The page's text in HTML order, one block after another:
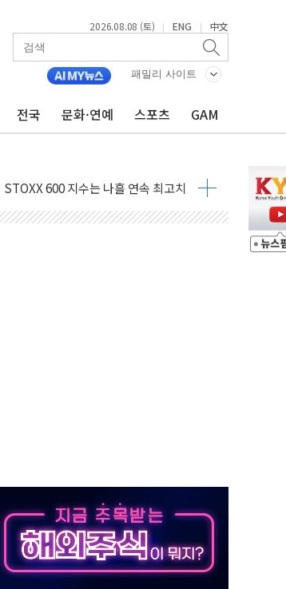
2026.08.08 (토) | ENG | 中文
패밀리 사이트
전국 문화·연예 스포츠 GAM
설 자체 억지력 강화
향
전 총력"